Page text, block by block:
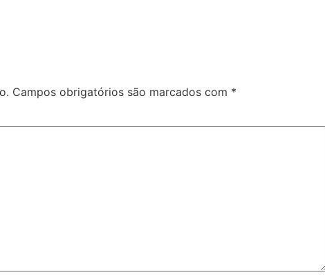
Campos obrigatórios são marcados com *